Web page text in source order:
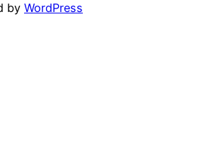
by WordPress